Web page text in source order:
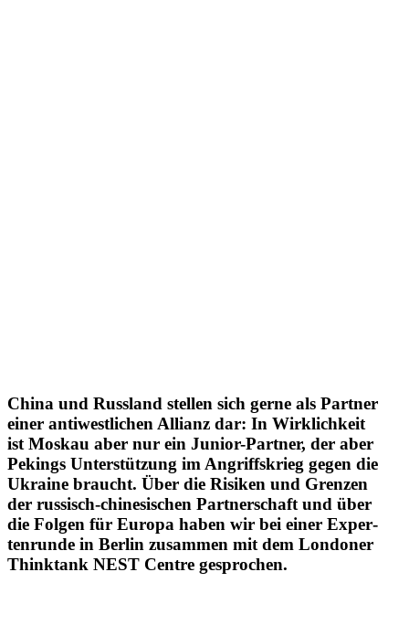
China und Russland stellen sich gerne als Partner
einer antiwest­lichen Allianz dar: In Wirklichkeit
ist Moskau aber nur ein Junior-Partner, der aber
Pekings Unter­stützung im Angriffs­krieg gegen die
Ukraine braucht. Über die Risiken und Grenzen
der russisch-chine­si­schen Partner­schaft und über
die Folgen für Europa haben wir bei einer Exper­
ten­runde in Berlin zusammen mit dem Londoner
Thinktank NEST Centre gesprochen.